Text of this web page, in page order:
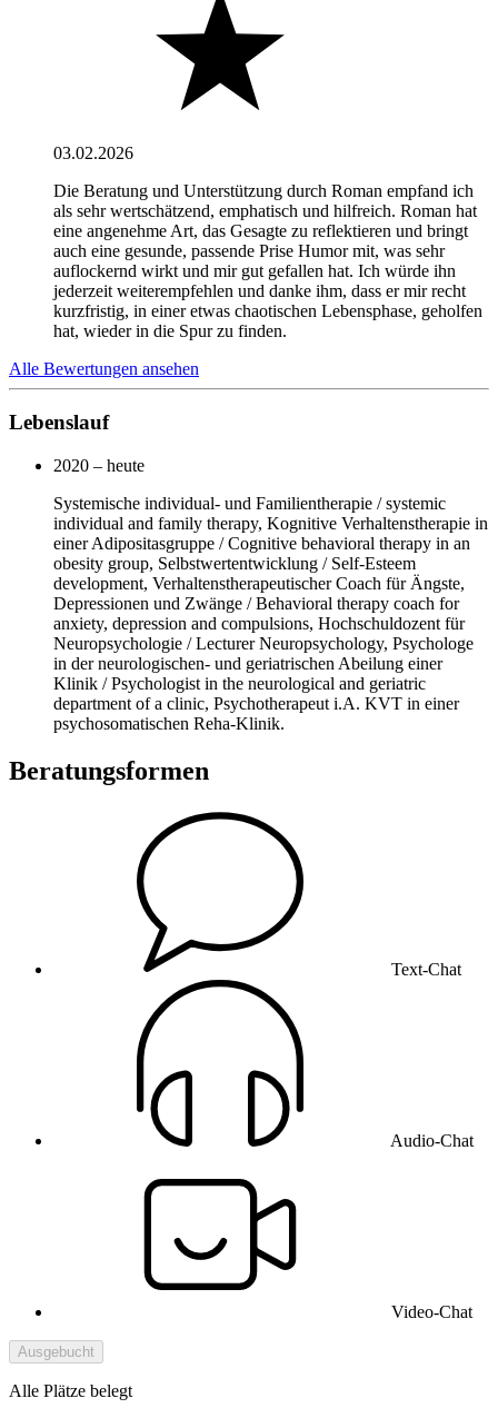
03.02.2026
Die Beratung und Unterstützung durch Roman empfand ich
als sehr wertschätzend, emphatisch und hilfreich. Roman hat
eine angenehme Art, das Gesagte zu reflektieren und bringt
auch eine gesunde, passende Prise Humor mit, was sehr
auflockernd wirkt und mir gut gefallen hat. Ich würde ihn
jederzeit weiterempfehlen und danke ihm, dass er mir recht
kurzfristig, in einer etwas chaotischen Lebensphase, geholfen
hat, wieder in die Spur zu finden.
Alle Bewertungen ansehen
Lebenslauf
2020 – heute
Systemische individual- und Familientherapie / systemic
individual and family therapy, Kognitive Verhaltenstherapie in
einer Adipositasgruppe / Cognitive behavioral therapy in an
obesity group, Selbstwertentwicklung / Self-Esteem
development, Verhaltenstherapeutischer Coach für Ängste,
Depressionen und Zwänge / Behavioral therapy coach for
anxiety, depression and compulsions, Hochschuldozent für
Neuropsychologie / Lecturer Neuropsychology, Psychologe
in der neurologischen- und geriatrischen Abeilung einer
Klinik / Psychologist in the neurological and geriatric
department of a clinic, Psychotherapeut i.A. KVT in einer
psychosomatischen Reha-Klinik.
Beratungsformen
Text-Chat
Audio-Chat
Video-Chat
Ausgebucht
Alle Plätze belegt